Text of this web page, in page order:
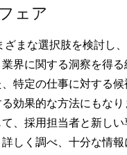
ェア
ざまな選択肢を検討し
業界に関する洞察を得
特定の仕事に対する候
効果的な方法にもな
、採用担当者と新しい
しく調べ、十分な情報